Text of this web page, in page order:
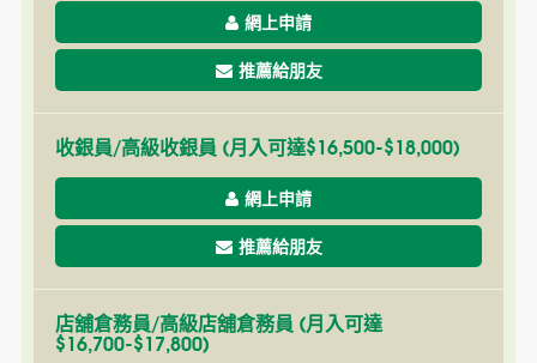
網上申請
推薦給朋友
收銀員/高級收銀員 (月入可達$16,500-$18,000)
網上申請
推薦給朋友
店舖倉務員/高級店舖倉務員 (月入可達
$16,700-$17,800)